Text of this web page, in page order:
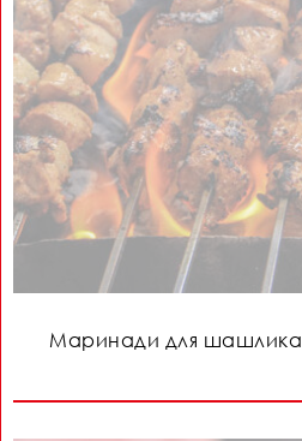
Маринади для шашлика